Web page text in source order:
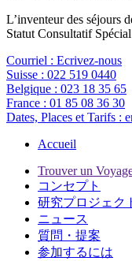
L’inventeur des séjours
Statut Consultatif
Courriel : Ecrivez-nous
Suisse : 022 519 0440
Belgique : 023 18 35 65
France : 01 85 08 36 30
Dates, Places et Tarifs :
Accueil
Trouver un
コンセプト
研究プロジェク
ニュース
質問・提案
参加するには